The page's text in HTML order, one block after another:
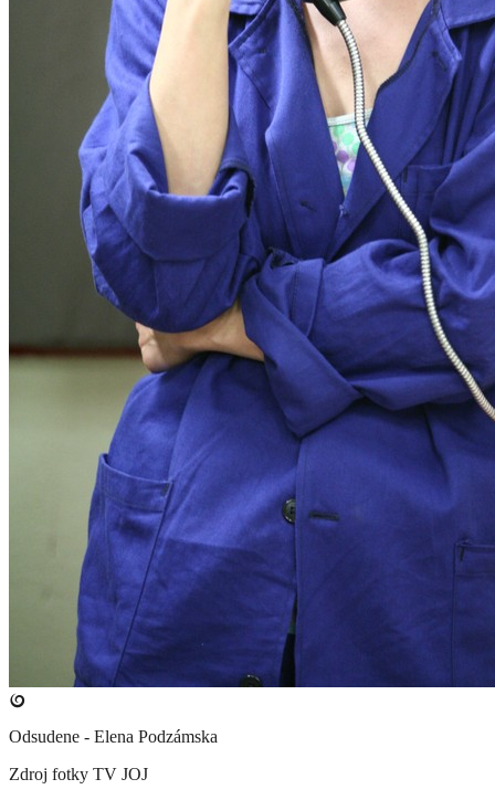
Odsudene - Elena Podzámska
Zdroj fotky TV JOJ